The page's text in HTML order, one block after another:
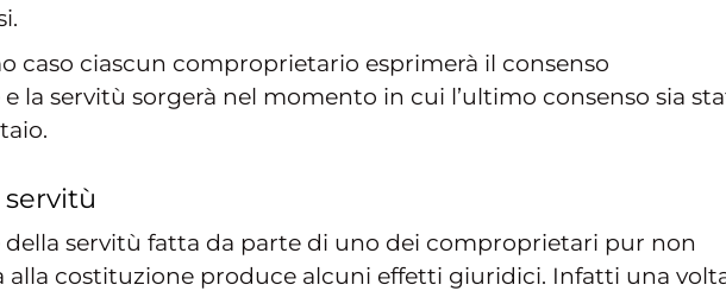
caso ciascun comproprietario esprimerà il consenso
la servitù sorgerà nel momento in cui l’ultimo consenso sia
della servitù fatta da parte di uno dei comproprietari pur non
alla costituzione produce alcuni effetti giuridici. Infatti una